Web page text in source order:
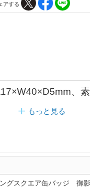
アする
、
もっと見る
グスクエア缶バッジ 御